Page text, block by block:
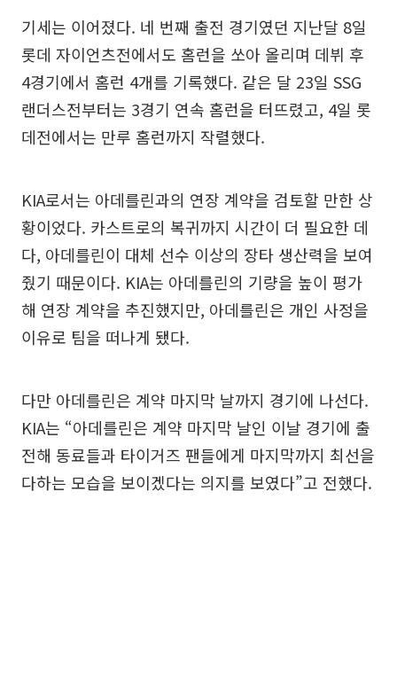
기세는 이어졌다. 네 번째 출전 경기였던 지난달 8일
롯데 자이언츠전에서도 홈런을 쏘아 올리며 데뷔 후
4경기에서 홈런 4개를 기록했다. 같은 달 23일 SSG
랜더스전부터는 3경기 연속 홈런을 터뜨렸고, 4일 롯
데전에서는 만루 홈런까지 작렬했다.
KIA로서는 아데를린과의 연장 계약을 검토할 만한 상
황이었다. 카스트로의 복귀까지 시간이 더 필요한 데
다, 아데를린이 대체 선수 이상의 장타 생산력을 보여
줬기 때문이다. KIA는 아데를린의 기량을 높이 평가
해 연장 계약을 추진했지만, 아데를린은 개인 사정을
이유로 팀을 떠나게 됐다.
다만 아데를린은 계약 마지막 날까지 경기에 나선다.
KIA는 “아데를린은 계약 마지막 날인 이날 경기에 출
전해 동료들과 타이거즈 팬들에게 마지막까지 최선을
다하는 모습을 보이겠다는 의지를 보였다”고 전했다.